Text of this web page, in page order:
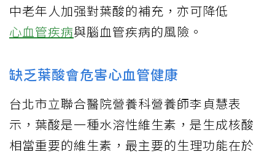
中老年人加强對葉酸的補充，亦可降低
心血管疾病與腦血管疾病的風險。
缺乏葉酸會危害心血管健康
台北市立聯合醫院營養科營養師李貞慧表
示，葉酸是一種水溶性維生素，是生成核酸
相當重要的維生素，最主要的生理功能在於